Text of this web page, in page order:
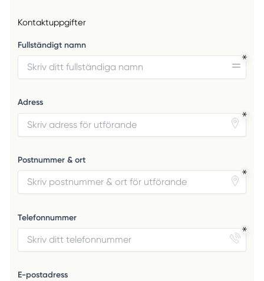
Kontaktuppgifter
Fullständigt namn
Adress
Postnummer & ort
Telefonnummer
E-postadress